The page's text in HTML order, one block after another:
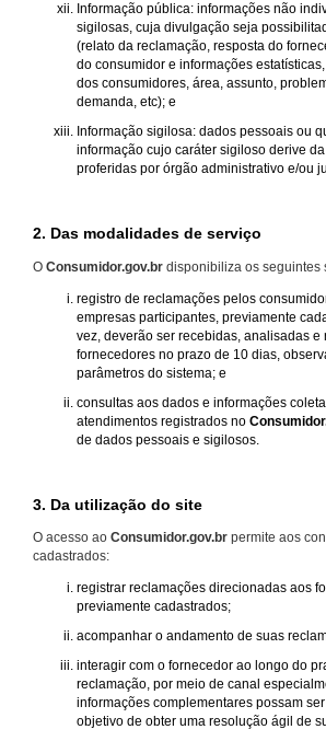
Informação pública: informações não
sigilosas, cuja divulgação seja
(relato da reclamação, resposta do
do consumidor e informações
dos consumidores, área, assunto,
demanda, etc); e
Informação sigilosa: dados pessoais ou
informação cujo caráter sigiloso derive
proferidas por órgão administrativo e/ou
2. Das modalidades de serviço
O Consumidor.gov.br disponibiliza os seguintes
registro de reclamações pelos
empresas participantes, previamente
vez, deverão ser recebidas, analisadas
fornecedores no prazo de 10 dias,
parâmetros do sistema; e
consultas aos dados e informações
atendimentos registrados no
de dados pessoais e sigilosos.
3. Da utilização do site
O acesso ao Consumidor.gov.br permite aos
cadastrados:
registrar reclamações direcionadas aos
previamente cadastrados;
acompanhar o andamento de suas
interagir com o fornecedor ao longo do
reclamação, por meio de canal
informações complementares possam
objetivo de obter uma resolução ágil de